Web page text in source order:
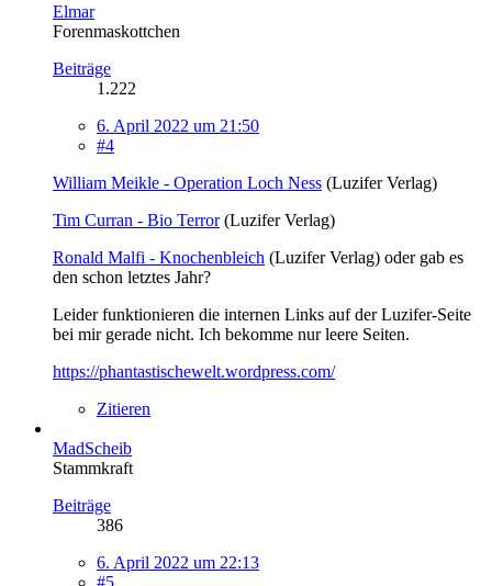
Elmar
Forenmaskottchen
Beiträge
1.222
6. April 2022 um 21:50
#4
William Meikle - Operation Loch Ness (Luzifer Verlag)
Tim Curran - Bio Terror(Luzifer Verlag)
Ronald Malfi - Knochenbleich (Luzifer Verlag) oder gab es
den schon letztes Jahr?
Leider funktionieren die internen Links auf der Luzifer-Seite
bei mir gerade nicht. Ich bekomme nur leere Seiten.
https://phantastischewelt.wordpress.com/
Zitieren
MadScheib
Stammkraft
Beiträge
386
6. April 2022 um 22:13
#5